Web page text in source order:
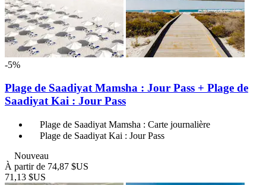
-5%
Plage de Saadiyat Mamsha : Jour Pass + Plage de
Saadiyat Kai : Jour Pass
Plage de Saadiyat Mamsha : Carte journalière
Plage de Saadiyat Kai : Jour Pass
Nouveau
À partir de 74,87 $US
71,13 $US